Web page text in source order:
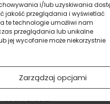
i/lub uzyskiwania
jakość przeglądania i wyświetlać
te technologie umożliwi nam
przeglądania lub unikalne
jej wycofanie może niekorzystnie
Zarządzaj opcjami
30 dni:27.90zł.